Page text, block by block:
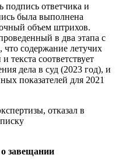
подпись ответчика и
была выполнена
объем штрихов.
в два этапа с
что содержание летучих
текста соответствует
дела в суд (2023 год), и
показателей для 2021
отказал в
завещании